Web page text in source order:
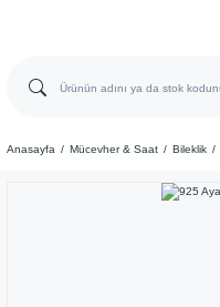
Anasayfa Mücevher & Saat Bileklik